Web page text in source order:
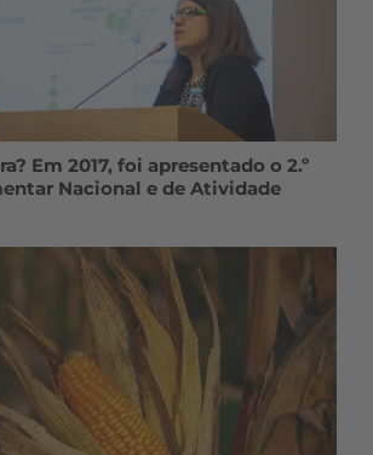
Em 2017, foi apresentado o 2.º
Nacional e de Atividade